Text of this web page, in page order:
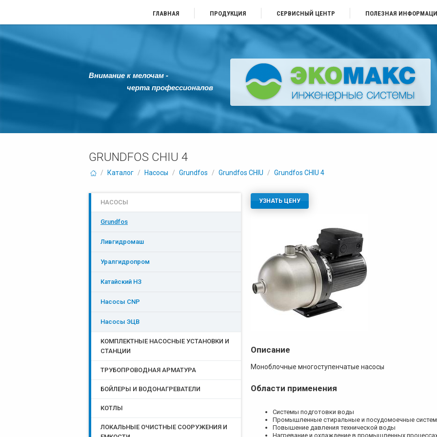
ГЛАВНАЯ ПРОДУКЦИЯ СЕРВИСНЫЙ ЦЕНТР ПОЛЕЗНАЯ
Внимание к мелочам -
черта профессионалов
GRUNDFOS CHIU 4
/ Каталог / Насосы / Grundfos / Grundfos CHIU / Grundfos CHIU 4
УЗНАТЬ ЦЕНУ
Описание
Моноблочные многоступенчатые насосы
Области применения
Системы подготовки воды
Промышленные стиральные и посудомоечные
Повышение давления технической воды
Нагревание и охлаждение в промышленных
НАСОСЫ
Grundfos
Ливгидромаш
Уралгидропром
Катайский НЗ
Насосы CNP
Насосы ЭЦB
КОМПЛЕКТНЫЕ НАСОСНЫЕ УСТАНОВКИ И
СТАНЦИИ
ТРУБОПРОВОДНАЯ АРМАТУРА
БОЙЛЕРЫ И ВОДОНАГРЕВАТЕЛИ
КОТЛЫ
ЛОКАЛЬНЫЕ ОЧИСТНЫЕ СООРУЖЕНИЯ И